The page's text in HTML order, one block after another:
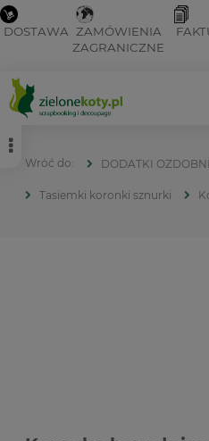
DOSTAWA ZAMÓWIENIA
ZAGRANICZNE
DODATKI
Tasiemki koronki sznurki